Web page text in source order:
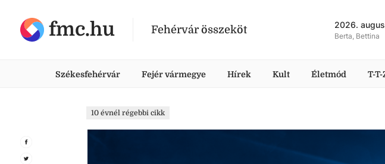
fmc.hu Fehérvár összeköt 2026.
Berta, Bettina
Székesfehérvár Fejér vármegye Hírek Kult Életmód T-T-
10 évnél régebbi cikk